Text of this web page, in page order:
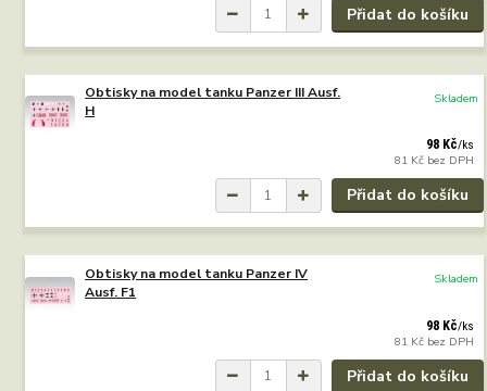
Přidat do košíku
Obtisky na model tanku Panzer III Ausf.
H
98 Kč/ks
81 Kč bez DPH
Skladem
Přidat do košíku
Obtisky na model tanku Panzer IV
Ausf. F1
98 Kč/ks
81 Kč bez DPH
Skladem
Přidat do košíku